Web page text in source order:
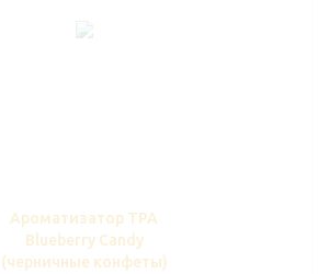
Ароматизатор TPA
Blueberry Candy
(черничные конфеты)